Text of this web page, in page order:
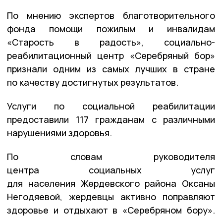
По мнению экспертов благотворительного
фонда помощи пожилым и инвалидам
«Старость в радость», социально-
реабилитационный центр «Серебряный бор»
признали одним из самых лучших в стране
по качеству достигнутых результатов.
Услуги по социальной реабилитации
предоставили 117 гражданам с различными
нарушениями здоровья.
По словам руководителя
центра социальных услуг
для населения Жердевского района Оксаны
Негодяевой, жердевцы активно поправляют
здоровье и отдыхают в «Серебряном бору».